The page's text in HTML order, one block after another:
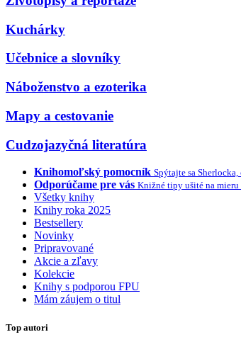
Kuchárky
Učebnice a slovníky
Náboženstvo a ezoterika
Mapy a cestovanie
Cudzojazyčná literatúra
Knihomoľský pomocník Spýtajte sa
Odporúčame pre vás Knižné tipy ušité na mieru
Všetky knihy
Knihy roka 2025
Bestsellery
Novinky
Pripravované
Akcie a zľavy
Kolekcie
Knihy s podporou FPU
Mám záujem o titul
Top autori